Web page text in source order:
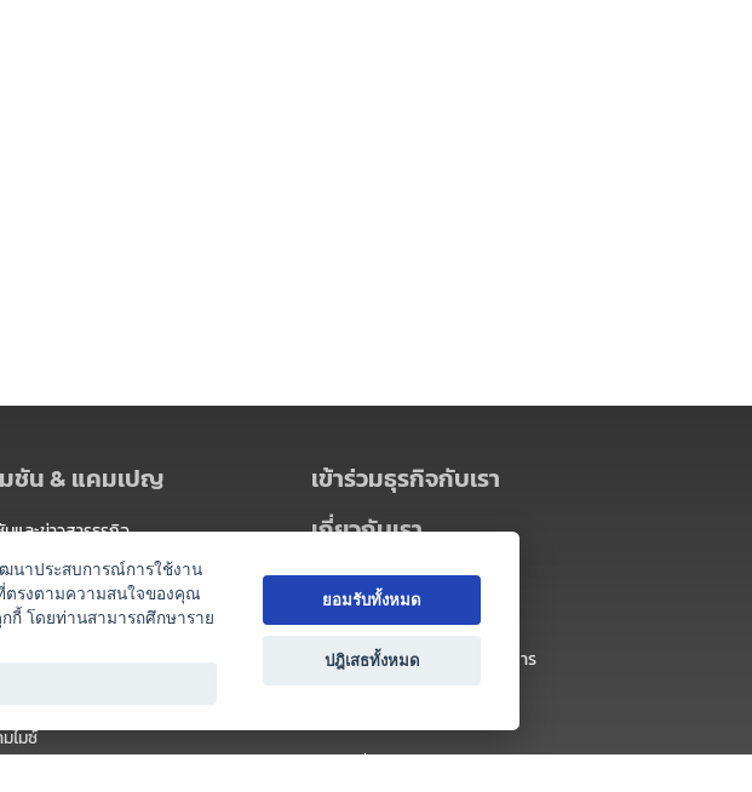
มชัน & แคมเปญ
นและข่าวสารธุรกิจ
จ
ญ
ไมซ์
เข้าร่วมธุรกิจกับเรา
เกี่ยวกับเรา
เกี่ยวกับ Thai MICE Connect
นโยบายความเป็นส่วนตัว
ข้อตกลง และเงื่อนไขการใช้บริการ
นาประสบการณ์การใช้งาน
ตรงตามความสนใจของคุณ
โดยท่านสามารถศึกษาราย
ยอมรับทั้งหมด
ปฎิเสธทั้งหมด